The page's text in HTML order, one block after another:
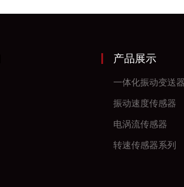
产品展示
一体化振动变送
振动速度传感器
电涡流传感器
转速传感器系列